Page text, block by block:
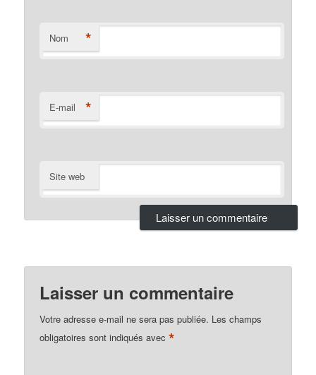
Nom *
E-mail *
Site web
Laisser un commentaire
Votre adresse e-mail ne sera pas publiée. Les champs
obligatoires sont indiqués avec*